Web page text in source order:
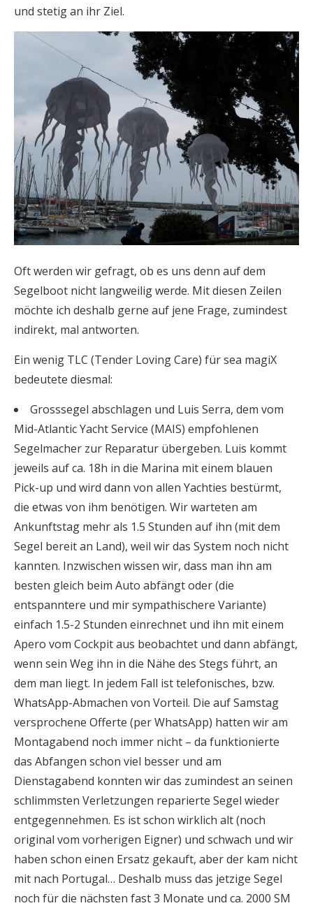
und stetig an ihr Ziel.
Oft werden wir gefragt, ob es uns denn auf dem
Segelboot nicht langweilig werde. Mit diesen Zeilen
möchte ich deshalb gerne auf jene Frage, zumindest
indirekt, mal antworten.
Ein wenig TLC (Tender Loving Care) für sea magiX
bedeutete diesmal:
Grosssegel abschlagen und Luis Serra, dem vom
Mid-Atlantic Yacht Service (MAIS) empfohlenen
Segelmacher zur Reparatur übergeben. Luis kommt
jeweils auf ca. 18h in die Marina mit einem blauen
Pick-up und wird dann von allen Yachties bestürmt,
die etwas von ihm benötigen. Wir warteten am
Ankunftstag mehr als 1.5 Stunden auf ihn (mit dem
Segel bereit an Land), weil wir das System noch nicht
kannten. Inzwischen wissen wir, dass man ihn am
besten gleich beim Auto abfängt oder (die
entspanntere und mir sympathischere Variante)
einfach 1.5-2 Stunden einrechnet und ihn mit einem
Apero vom Cockpit aus beobachtet und dann abfängt,
wenn sein Weg ihn in die Nähe des Stegs führt, an
dem man liegt. In jedem Fall ist telefonisches, bzw.
WhatsApp-Abmachen von Vorteil. Die auf Samstag
versprochene Offerte (per WhatsApp) hatten wir am
Montagabend noch immer nicht – da funktionierte
das Abfangen schon viel besser und am
Dienstagabend konnten wir das zumindest an seinen
schlimmsten Verletzungen reparierte Segel wieder
entgegennehmen. Es ist schon wirklich alt (noch
original vom vorherigen Eigner) und schwach und wir
haben schon einen Ersatz gekauft, aber der kam nicht
mit nach Portugal… Deshalb muss das jetzige Segel
noch für die nächsten fast 3 Monate und ca. 2000 SM